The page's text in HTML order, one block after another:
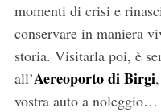
momenti di crisi e
conservare in maniera
storia. Visitarla poi, è
all’Aereoporto di Birgi
vostra auto a